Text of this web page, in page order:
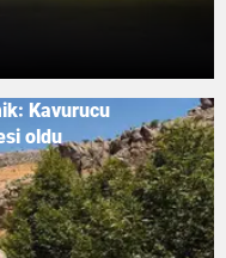
Kavurucu
oldu